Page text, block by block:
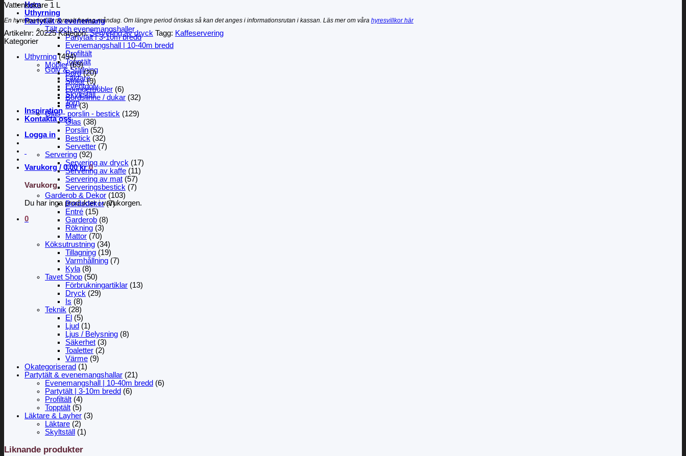
Hem
Uthyrning
Partytält & evenemang
Tält och evenemangshaller
Partytält | 3-10m bredd
Evenemangshall | 10-40m bredd
Profiltält
Topptält
Golv & Ställning
Läktare
Eventgolv
Skyltställ
Torn
Inspiration
Kontakta oss
Logga in
Varukorg / 0,00kr 0
Varukorg
Du har inga produkter i varukorgen.
0
Vattenkokare 1 L
En hyresperiod är normalt fredag-måndag. Om längre period önskas så kan det anges i informationsrutan i kassan. Läs mer om våra hyresvillkor här
Artikelnr: 20225 Kategori:Servering av dryck Tagg: Kaffeservering
Kategorier
Uthyrning (494)
Möbler (69)
Bord (20)
Stolar (9)
Loungemöbler (6)
Bordslinne / dukar (32)
Bar (3)
Glas - porslin - bestick (129)
Glas (38)
Porslin (52)
Bestick (32)
Servetter (7)
Servering (92)
Servering av dryck (17)
Servering av kaffe (11)
Servering av mat (57)
Serveringsbestick (7)
Garderob & Dekor (103)
Bordsdekor (7)
Entré (15)
Garderob (8)
Rökning (3)
Mattor (70)
Köksutrustning (34)
Tillagning (19)
Varmhållning (7)
Kyla (8)
Tavet Shop (50)
Förbrukningartiklar (13)
Dryck (29)
Is (8)
Teknik (28)
El (5)
Ljud (1)
Ljus / Belysning (8)
Säkerhet (3)
Toaletter (2)
Värme (9)
Okategoriserad (1)
Partytält & evenemangshallar (21)
Evenemangshall | 10-40m bredd (6)
Partytält | 3-10m bredd (6)
Profiltält (4)
Topptält (5)
Läktare & Layher (3)
Läktare (2)
Skyltställ
(1)
Liknande produkter